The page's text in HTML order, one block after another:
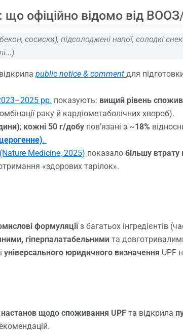
що офіційно відомо від
сосиски), підсолоджені напої, солодкі
public notice & comment для
рр. показують: вищий рівень
раку й кардіометаболічних хвороб).
; кожні 50 г/добу пов’язані з ~18%
.
Medicine, 2025) показало більшу втрату
«здорових тарілок».
формуляціїз багатьох інгредієнтів
гіперпалатабельними та
універсального юридичного визначення UPF
настанов щодо споживання UPF та відкрила